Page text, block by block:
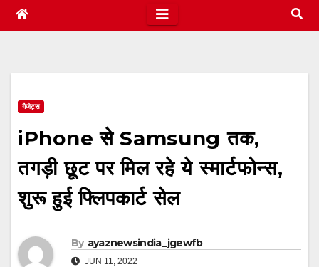
गैजेट्स
iPhone से Samsung तक,
तगड़ी छूट पर मिल रहे ये स्मार्टफोन्स,
शुरू हुई फ्लिपकार्ट सेल
By ayaznewsindia_jgewfb
JUN 11, 2022